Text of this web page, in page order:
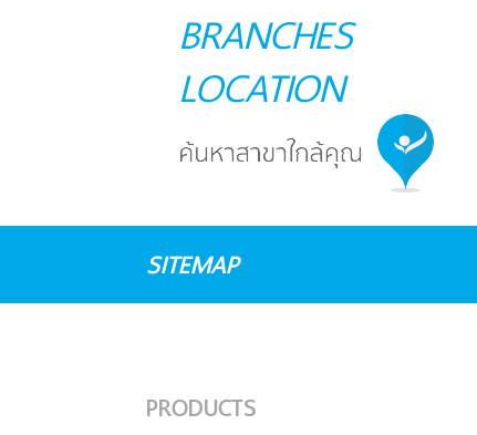
BRANCHES
LOCATION
SITEMAP
PRODUCTS